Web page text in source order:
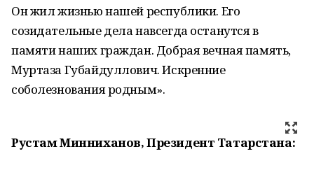
Он жил жизнью нашей республики. Его
созидательные дела навсегда останутся в
памяти наших граждан. Добрая вечная память,
Муртаза Губайдуллович. Искренние
соболезнования родным».
Рустам Минниханов, Президент Татарстана: